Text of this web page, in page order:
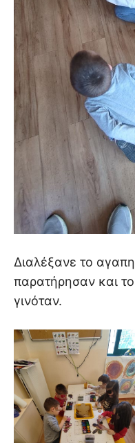
Διαλέξανε το
παρατήρησαν και
γινόταν.